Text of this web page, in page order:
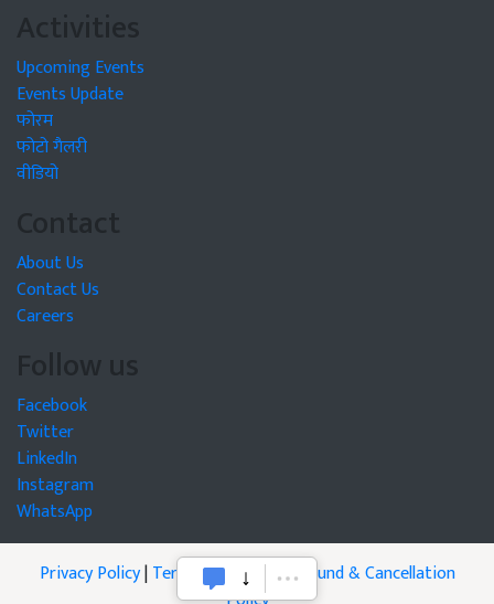
Activities
Upcoming Events
Events Update
फोरम
फोटो गैलरी
वीडियो
Contact
About Us
Contact Us
Careers
Follow us
Facebook
Twitter
LinkedIn
Instagram
WhatsApp
Privacy Policy|Terms of Service|Refund & Cancellation